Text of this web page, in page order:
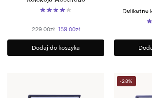
229.00zł 159.00zł
Dodaj do koszyka
Delikatne
-28%